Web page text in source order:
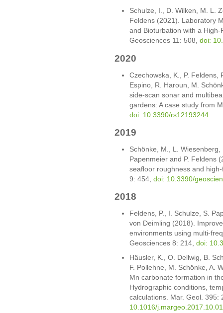
Schulze, I., D. Wilken, M. L.
Feldens (2021). Laboratory
and Bioturbation with a
Geosciences 11: 508, doi:
2020
Czechowska, K., P. Feldens,
Espino, R. Haroun, M.
side-scan sonar and
gardens: A case study from
doi: 10.3390/rs12193244
2019
Schönke, M., L.
Papenmeier and P. Feldens
seafloor roughness and
9: 454, doi: 10.3390/
2018
Feldens, P., I. Schulze, S.
von Deimling (2018).
environments using multi-
Geosciences 8: 214, doi:
Häusler, K., O. Dellwig, B.
F. Pollehne, M. Schönke, A.
Mn carbonate formation in
Hydrographic conditions,
calculations. Mar. Geol. 395:
10.1016/